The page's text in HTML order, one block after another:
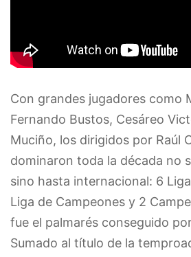
Con grandes jugadores como
Fernando Bustos, Cesáreo
Muciño, los dirigidos por Raúl
dominaron toda la década no
sino hasta internacional: 6
Liga de Campeones y 2
fue el palmarés conseguido
Sumado al título de la